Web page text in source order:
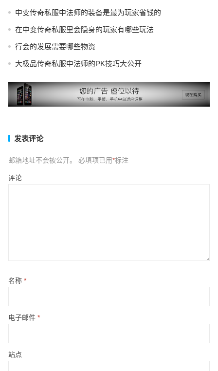
中变传奇私服中法师的装备是最为玩家省钱的
在中变传奇私服里会隐身的玩家有哪些玩法
行会的发展需要哪些物资
大极品传奇私服中法师的PK技巧大公开
发表评论
邮箱地址不会被公开。 必填项已用*标注
评论
名称 *
电子邮件 *
站点